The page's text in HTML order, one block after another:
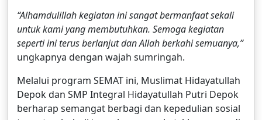
“Alhamdulillah kegiatan ini sangat bermanfaat sekali
untuk kami yang membutuhkan. Semoga kegiatan
seperti ini terus berlanjut dan Allah berkahi semuanya,”
ungkapnya dengan wajah sumringah.
Melalui program SEMAT ini, Muslimat Hidayatullah
Depok dan SMP Integral Hidayatullah Putri Depok
berharap semangat berbagi dan kepedulian sosial